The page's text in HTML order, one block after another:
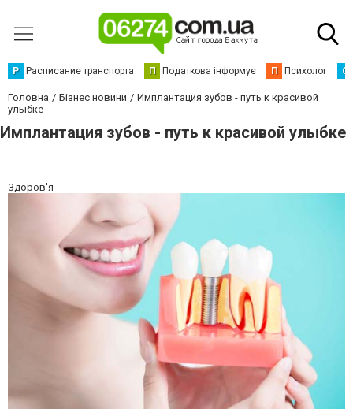
Р Расписание транспорта П Податкова інформує П Психолог С
Головна Бізнес новини
Имплантация зубов - путь к красивой
улыбке
Имплантация зубов - путь к красивой улыбке
Здоров'я